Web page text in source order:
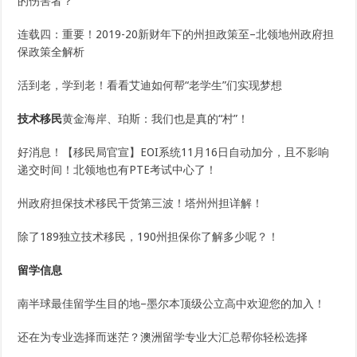
连载四：重要！2019-20新财年下的州担政策至–北领地州政府担
保政策全解析
活到老，学到老！看看艾迪如何帮“老学生”们实现梦想
技术移民黄金海岸、珀斯：我们也是真的“村”！
好消息！【移民局官宣】EOI系统11月16日自动加分，且不影响
递交时间！北领地也有PTE考试中心了！
州政府担保技术移民干货第三波！塔州州担详解！
除了189独立技术移民，190州担保你了解多少呢？！
留学信息
南半球最佳留学生目的地–墨尔本顶级公立高中欢迎您的加入！
还在为专业选择而迷茫？澳洲留学专业大汇总帮你轻松选择